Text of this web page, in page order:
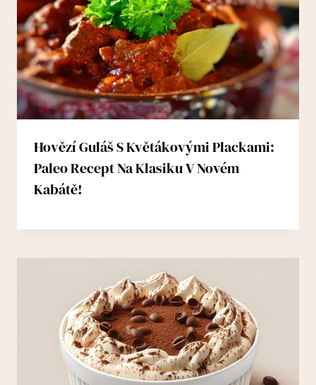
Hovězí Guláš S Květákovými Plackami:
Paleo Recept Na Klasiku V Novém
Kabátě!